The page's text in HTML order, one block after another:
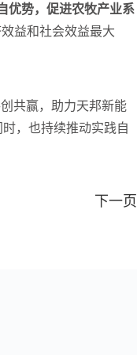
优势，促进农牧产业系
益和社会效益最大
共赢，助力天邦新能
，也持续推动实践自
下一页